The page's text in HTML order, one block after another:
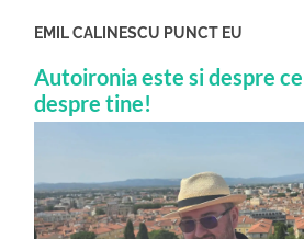
EMIL CALINESCU PUNCT EU
Autoironia este si despre
despre tine!